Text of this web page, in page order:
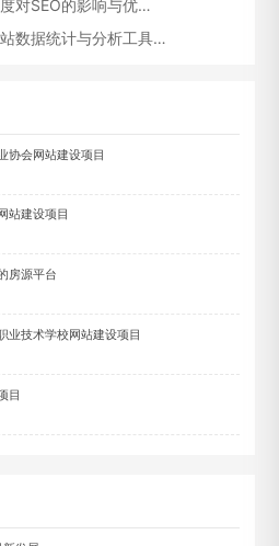
对SEO的影响与优…
数据统计与分析工具…
协会网站建设项目
站建设项目
房源平台
业技术学校网站建设项目
目